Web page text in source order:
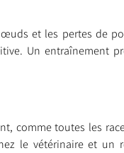
et les pertes de
Un entraînement
comme toutes les
le vétérinaire et un